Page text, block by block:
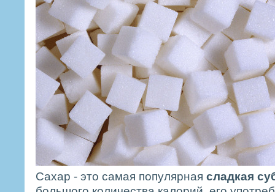
Сахар - это самая популярная сладкая